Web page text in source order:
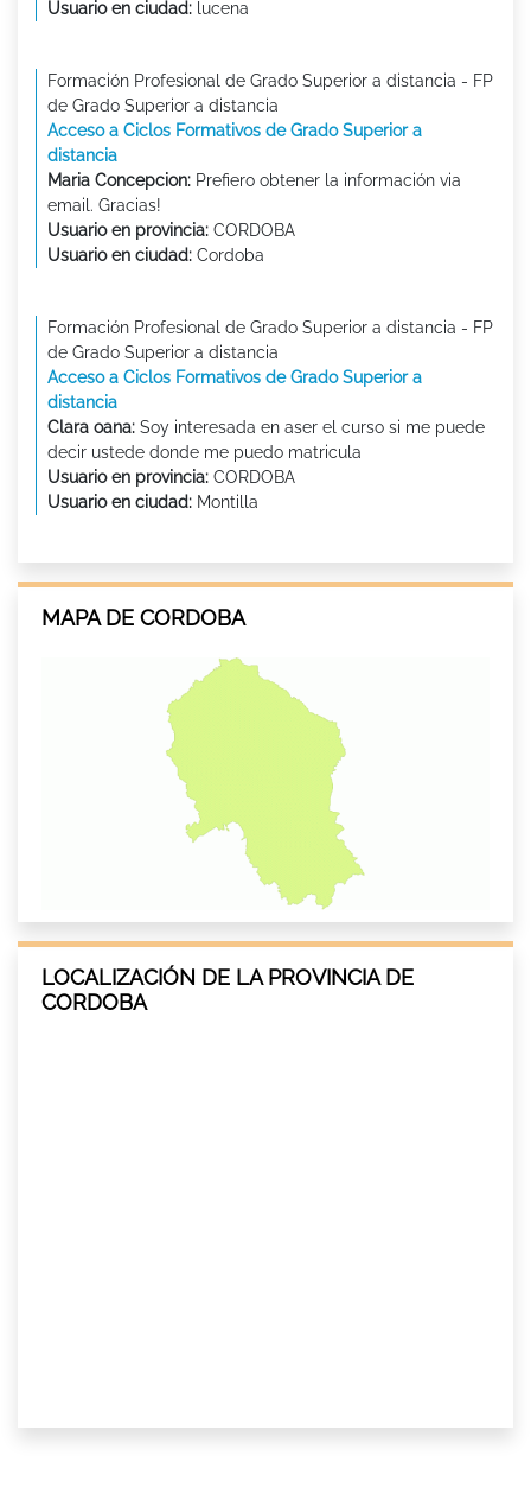
Usuario en ciudad: lucena
Formación Profesional de Grado Superior a distancia - FP
de Grado Superior a distancia
Acceso a Ciclos Formativos de Grado Superior a
distancia
Maria Concepcion: Prefiero obtener la información via
email. Gracias!
Usuario en provincia: CORDOBA
Usuario en ciudad: Cordoba
Formación Profesional de Grado Superior a distancia - FP
de Grado Superior a distancia
Acceso a Ciclos Formativos de Grado Superior a
distancia
Clara oana: Soy interesada en aser el curso si me puede
decir ustede donde me puedo matricula
Usuario en provincia: CORDOBA
Usuario en ciudad: Montilla
MAPA DE CORDOBA
LOCALIZACIÓN DE LA PROVINCIA DE
CORDOBA